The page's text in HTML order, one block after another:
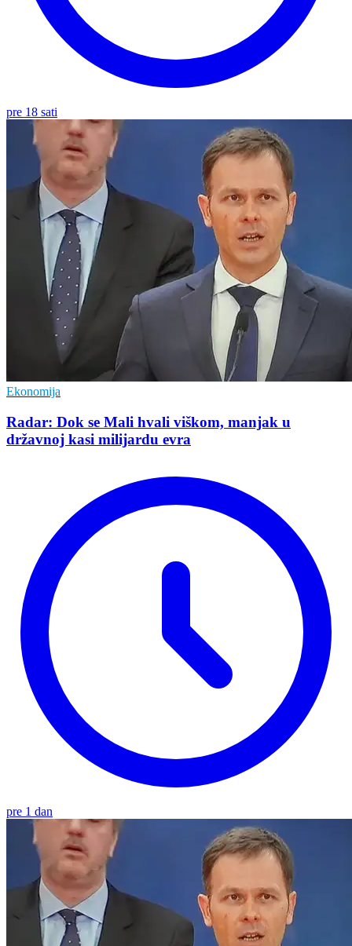
pre 18 sati
Ekonomija
Radar: Dok se Mali hvali viškom, manjak u
državnoj kasi milijardu evra
pre 1 dan